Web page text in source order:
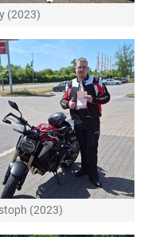
(2023)
(2023)